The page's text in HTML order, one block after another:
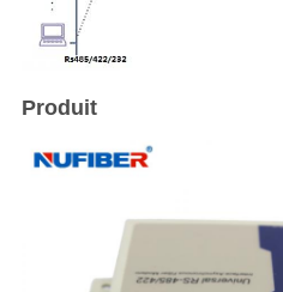
Produit